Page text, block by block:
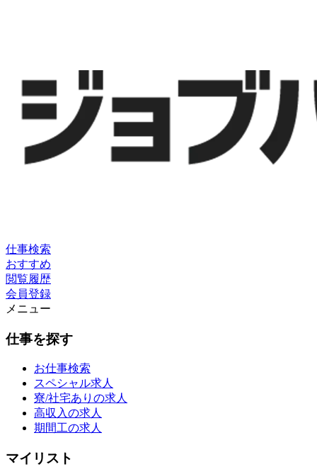
仕事検索
おすすめ
閲覧履歴
会員登録
メニュー
仕事を探す
お仕事検索
スペシャル求人
寮/社宅ありの求人
高収入の求人
期間工の求人
マイリスト